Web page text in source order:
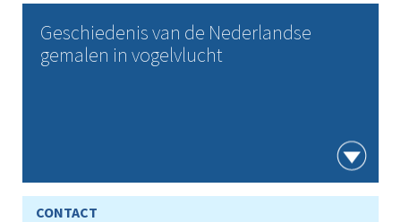
Geschiedenis van de Nederlandse
gemalen in vogelvlucht
CONTACT